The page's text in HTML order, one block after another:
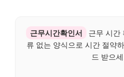
근무시간확인서
근무 시간
류 없는 양식으로 시간 절약
드 받으